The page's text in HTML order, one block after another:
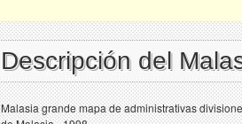
Descripción del
Malasia grande mapa de administrativas